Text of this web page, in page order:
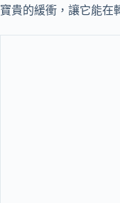
寶貴的緩衝，讓它能在